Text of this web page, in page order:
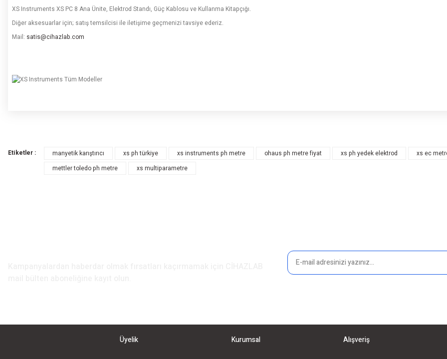
XS Instruments XS PC 8 Ana Ünite, Elektrod Standı, Güç Kablosu ve Kullanma Kitapçığı.
Diğer aksesuarlar için; satış temsilcisi ile iletişime geçmenizi tavsiye ederiz.
Mail: satis@cihazlab.com
Etiketler : manyetik karıştırıcı xs ph türkiye xs instruments ph metre ohaus ph metre fiyat xs ph yedek elektrod xs ec
mettler toledo ph metre
xs multiparametre
Üyelik Kurumsal Alışveriş